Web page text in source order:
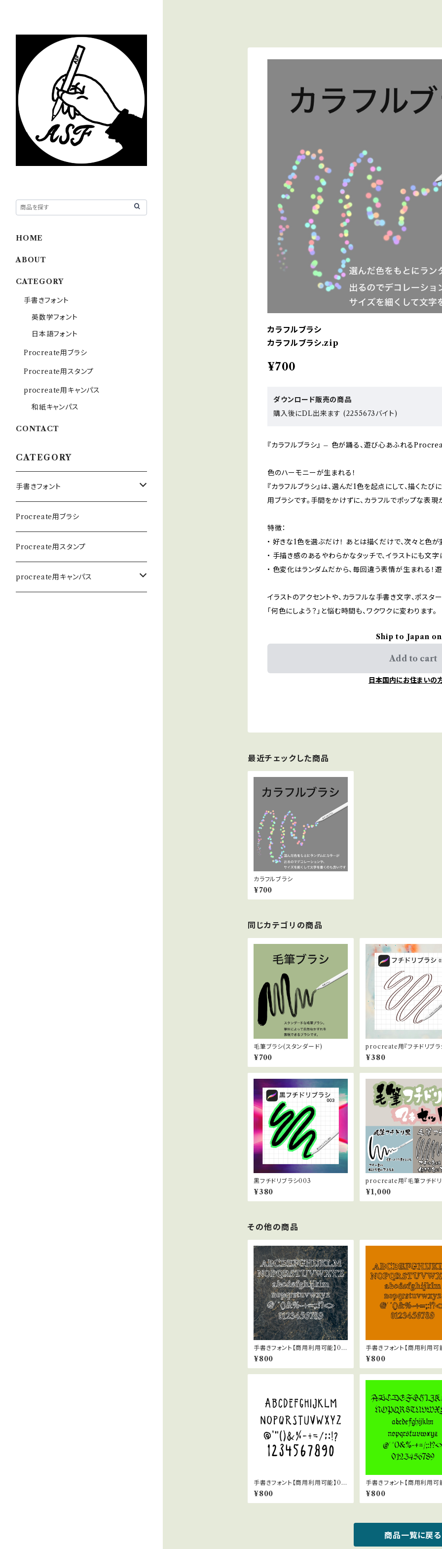
カラフルブラシ
カラフルブラシ.zip
¥700
ダウンロード販売の商品
購入後にDL出来ます (2255673バイト)
『カラフルブラシ』 – 色が踊る、遊び心あふれる
色のハーモニーが生まれる！
『カラフルブラシ』は、選んだ1色を起点にして、描く
用ブラシです。手間をかけずに、カラフルでポップな表現
特徴：
• 好きな1色を選ぶだけ！ あとは描くだけで、次々と色
• 手描き感のあるやわらかなタッチで、イラストにも文
• 色変化はランダムだから、毎回違う表情が生まれる！
イラストのアクセントや、カラフルな手書き文字、ポスタ
「何色にしよう？」と悩む時間も、ワクワクに変わります。
Ship to Japan
Add to cart
日本国内にお住まいの
最近チェックした商品
カラフルブラシ
¥700
同じカテゴリの商品
毛筆ブラシ(スタンダード)
¥700
procreate用『フチドリブラ
11』
¥380
黒フチドリブラシ003
¥380
procreate用『毛筆フチドリ
黒』と『毛筆フチドリブラシ白
得な2本セット
¥1,000
その他の商品
手書きフォント【商用利用可能】04
6
¥800
手書きフォント【商用利用可
7
¥800
手書きフォント【商用利用可能】02
7
¥800
手書きフォント【商用利用可
7
¥800
商品一覧に戻る
HOME
ABOUT
CATEGORY
手書きフォント
英数学フォント
日本語フォント
Procreate用ブラシ
Procreate用スタンプ
procreate用キャンパス
和紙キャンパス
CONTACT
CATEGORY
手書きフォント
英数学フォント
日本語フォント
Procreate用ブラシ
Procreate用スタンプ
procreate用キャンパス